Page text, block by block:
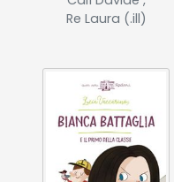
Re Laura (.ill)